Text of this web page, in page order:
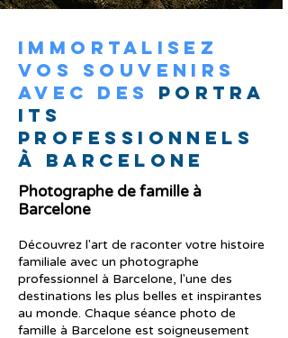
Immortalisez
vos souvenirs
avec des portra
its
professionnels
à Barcelone
Photographe de famille à
Barcelone
Découvrez l'art de raconter votre histoire
familiale avec un photographe
professionnel à Barcelone, l'une des
destinations les plus belles et inspirantes
au monde. Chaque séance photo de
famille à Barcelone est soigneusement